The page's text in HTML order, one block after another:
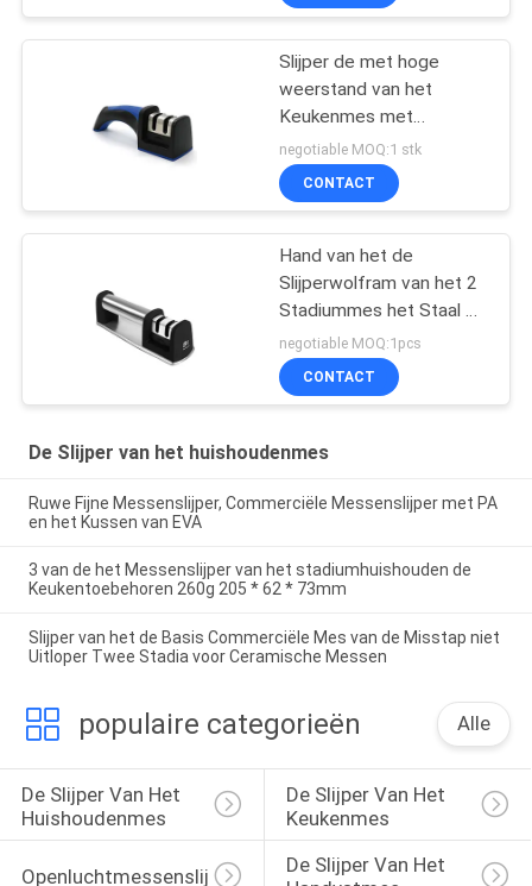
Slijper de met hoge
weerstand van het
Keukenmes met
Regelbaar Premie
Dubbel Systeem
negotiable MOQ:1 stk
CONTACT
Hand van het de
Slijperwolfram van het 2
Stadiummes het Staal en
van Cermaic Scherpende
Staven
negotiable MOQ:1pcs
CONTACT
De Slijper van het huishoudenmes
Ruwe Fijne Messenslijper, Commerciële Messenslijper met PA
en het Kussen van EVA
3 van de het Messenslijper van het stadiumhuishouden de
Keukentoebehoren 260g 205 * 62 * 73mm
Slijper van het de Basis Commerciële Mes van de Misstap niet
Uitloper Twee Stadia voor Ceramische Messen
populaire categorieën Alle
De Slijper Van Het
Huishoudenmes
De Slijper Van Het
Keukenmes
Openluchtmessenslijper
De Slijper Van Het